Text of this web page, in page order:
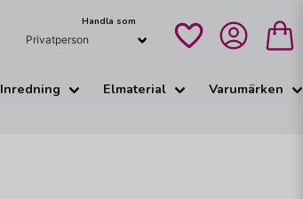
Handla som
Inredning Elmaterial Varumärken